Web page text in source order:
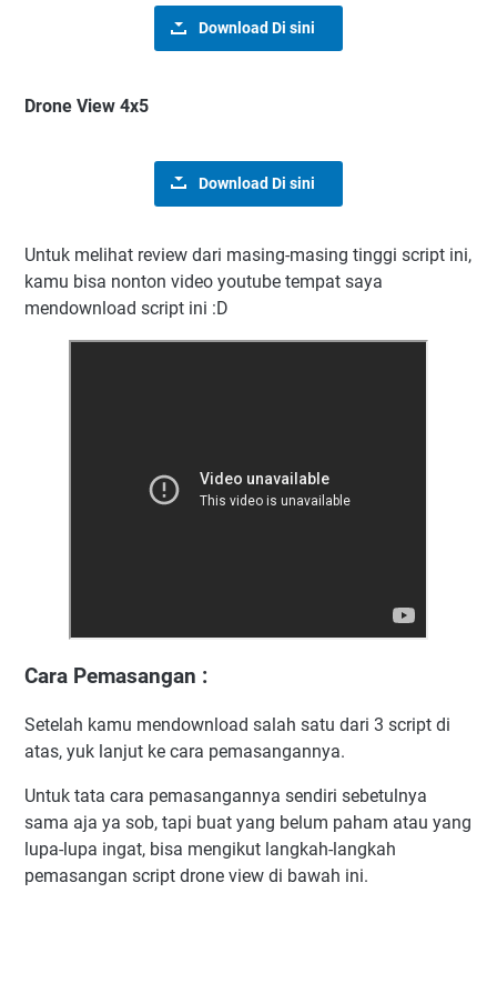
Download Di sini
Drone View 4x5
Download Di sini
Untuk melihat review dari masing-masing tinggi script ini,
kamu bisa nonton video youtube tempat saya
mendownload script ini :D
Cara Pemasangan :
Setelah kamu mendownload salah satu dari 3 script di
atas, yuk lanjut ke cara pemasangannya.
Untuk tata cara pemasangannya sendiri sebetulnya
sama aja ya sob, tapi buat yang belum paham atau yang
lupa-lupa ingat, bisa mengikut langkah-langkah
pemasangan script drone view di bawah ini.